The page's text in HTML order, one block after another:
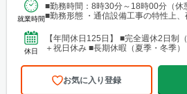
就業時間
■勤務時間：8時30分～18時00分（
■勤務形態 ・通信設備工事の特性上、
休日
【年間休日125日】 ■完全週休2日制
＋祝日休み ■長期休暇（夏季・冬季）
お気に入り登録